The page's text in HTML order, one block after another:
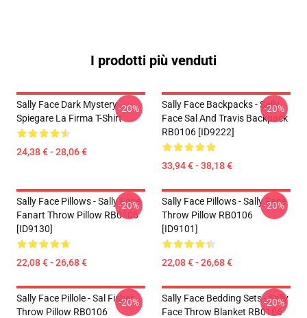
I prodotti più venduti
Sally Face Dark Mystery
Spiegare La Firma T-Shirt
24,38 € - 28,06 €
-20%
Sally Face Backpacks - Sally
Face Sal And Travis Backpack
RB0106 [ID9222]
33,94 € - 38,18 €
-20%
Sally Face Pillows - Sally Face
Fanart Throw Pillow RB0106
[ID9130]
22,08 € - 26,68 €
-20%
Sally Face Pillows - Sally Face
Throw Pillow RB0106
[ID9101]
22,08 € - 26,68 €
-20%
Sally Face Pillole - Sal Fisher
Throw Pillow RB0106
-20%
Sally Face Bedding Sets - Sally
Face Throw Blanket RB0106
-20%